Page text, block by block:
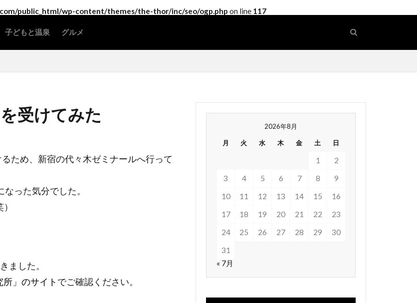
public_html/wp-content/themes/the-thor/inc/seo/ogp.php on line 117
子どもと温泉 グルメ
受けてみた
ため、新宿の代々木ゼミナールへ行って
った気分でした。
ました。
所」のサイト でご確認ください。
2026年8月
月 火 水 木 金 土 日
1
2
3
4 5 6 7 8
9
10
11 12 13 14 15
16
17
18 19 20 21 22
23
24
25 26 27 28 29
30
31
« 7月